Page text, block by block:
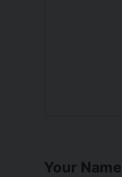
Your Name